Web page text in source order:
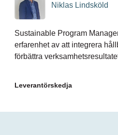
Niklas Lindsköld
Sustainable Program
erfarenhet av att integrera
förbättra
Leverantörskedja